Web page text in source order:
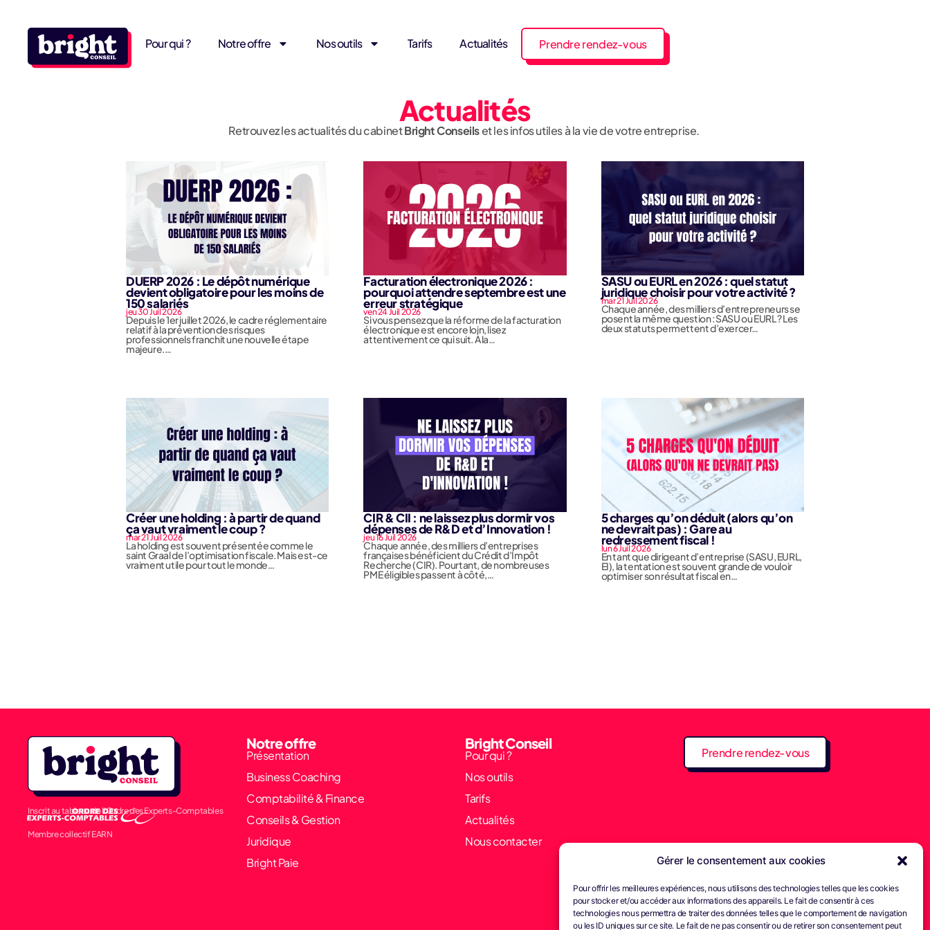
Gérer le consentement aux cookies
Pour offrir les meilleures expériences, nous utilisons des technologies telles que les cookies
pour stocker et/ou accéder aux informations des appareils. Le fait de consentir à ces
technologies nous permettra de traiter des données telles que le comportement de navigation
ou les ID uniques sur ce site. Le fait de ne pas consentir ou de retirer son consentement peut
Pour qui ? Notre offre Nos outils Tarifs Actualités Prendre rendez-vous
Actualités
Retrouvez les actualités du cabinetBright Conseilset les infos utiles à la vie de votre entreprise.
DUERP 2026 : Le dépôt numérique
devient obligatoire pour les moins de
150 salariés
jeu 30 Juil 2026
Depuis le 1er juillet 2026, le cadre réglementaire
relatif à la prévention des risques
professionnels franchit une nouvelle étape
majeure.…
Facturation électronique 2026 :
pourquoi attendre septembre est une
erreur stratégique
ven 24 Juil 2026
Si vous pensez que la réforme de la facturation
électronique est encore loin, lisez
attentivement ce qui suit. À la…
SASU ou EURL en 2026 : quel statut
juridique choisir pour votre activité ?
mar 21 Juil 2026
Chaque année, des milliers d’entrepreneurs se
posent la même question : SASU ou EURL ? Les
deux statuts permettent d’exercer…
Créer une holding : à partir de quand
ça vaut vraiment le coup ?
mar 21 Juil 2026
La holding est souvent présentée comme le
saint Graal de l’optimisation fiscale. Mais est-ce
vraiment utile pour tout le monde…
CIR & CII : ne laissez plus dormir vos
dépenses de R&D et d’Innovation !
jeu 16 Juil 2026
Chaque année, des milliers d’entreprises
françaises bénéficient du Crédit d’Impôt
Recherche (CIR). Pourtant, de nombreuses
PME éligibles passent à côté,…
5 charges qu’on déduit (alors qu’on
ne devrait pas) : Gare au
redressement fiscal !
lun 6 Juil 2026
En tant que dirigeant d’entreprise (SASU, EURL,
EI), la tentation est souvent grande de vouloir
optimiser son résultat fiscal en…
Inscrit au tableau de l’Ordre des Experts-Comptables
Membre collectif EARN
Notre offre
Présentation
Business Coaching
Comptabilité & Finance
Conseils & Gestion
Juridique
Bright Paie
Bright Conseil
Pour qui ?
Nos outils
Tarifs
Actualités
Nous contacter
Prendre rendez-vous